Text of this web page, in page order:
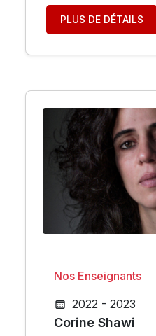
PLUS DE DÉTAILS
Nos Enseignants
2022 - 2023
Corine Shawi